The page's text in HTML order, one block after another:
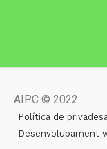
AIPC © 2022
Política de privadesa
Desenvolupament